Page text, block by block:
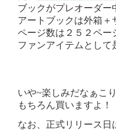
ブックがプレオーダー
アートブックは外箱＋
ページ数は２５２ペー
ファンアイテムとして
いや~楽しみだなぁこり
もちろん買いますよ！
なお、正式リリース日